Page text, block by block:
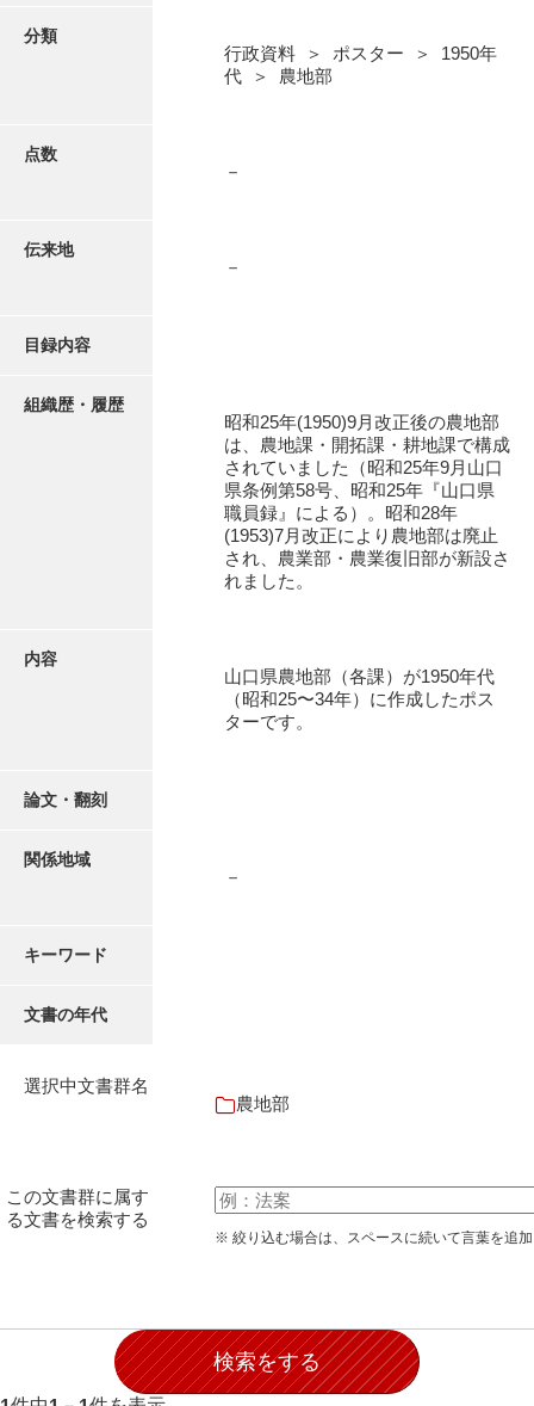
衛生部
1980年代
分類
行政資料 ＞ ポスター ＞ 1950年
代 ＞ 農地部
点数
－
伝来地
－
目録内容
組織歴・履歴
昭和25年(1950)9月改正後の農地部
は、農地課・開拓課・耕地課で構成
されていました（昭和25年9月山口
県条例第58号、昭和25年『山口県
職員録』による）。昭和28年
(1953)7月改正により農地部は廃止
され、農業部・農業復旧部が新設さ
れました。
内容
山口県農地部（各課）が1950年代
（昭和25〜34年）に作成したポス
ターです。
論文・翻刻
関係地域
－
キーワード
文書の年代
選択中文書群名
農地部
この文書群に属す
る文書を検索する
※ 絞り込む場合は、スペースに続いて言葉を追